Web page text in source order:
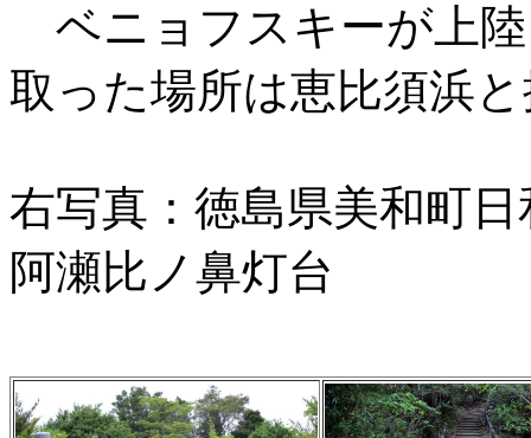
ベニョフスキーが上
取った場所は恵比須浜
右写真：徳島県美和町
阿瀬比ノ鼻灯台